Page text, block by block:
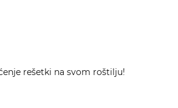
rešetki na svom roštilju!